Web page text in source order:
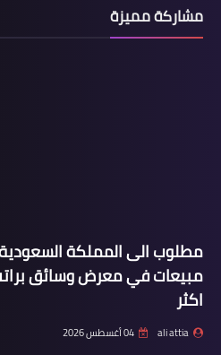
مشاركة مميزة
مطلوب الى المملكة
اكثر
ali attia 04 أغسطس 2026